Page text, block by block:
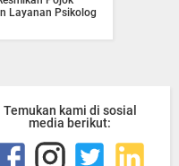
Layanan Psikolog
Temukan kami di sosial
media berikut: